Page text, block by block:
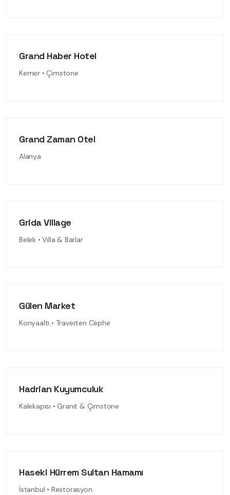
Grand Haber Hotel
Kemer • Çimstone
Grand Zaman Otel
Alanya
Grida Village
Belek • Villa & Barlar
Gülen Market
Konyaaltı • Traverten Cephe
Hadrian Kuyumculuk
Kalekapısı • Granit & Çimstone
Haseki Hürrem Sultan Hamamı
İstanbul • Restorasyon